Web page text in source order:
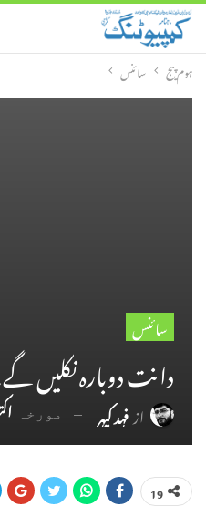
ہوم پیج سائنس
سائنس
دانت دوبارہ نکلیں
ازفہد کیہر مورخہ
19